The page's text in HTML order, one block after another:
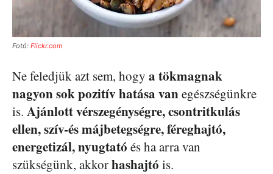
Fotó: Flickr.com
Ne feledjük azt sem, hogy a tökmagnak
nagyon sok pozitív hatása vanegészségünkre
is. Ajánlott vérszegénységre, csontritkulás
ellen, szív-és májbetegségre, féreghajtó,
energetizál, nyugtató és ha arra van
szükségünk, akkorhashajtó is.